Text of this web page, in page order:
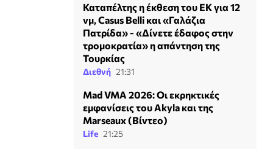
Καταπέλτης η έκθεση του ΕΚ για 12
νμ, Casus Belli και «Γαλάζια
Πατρίδα» - «Δίνετε έδαφος στην
τρομοκρατία» η απάντηση της
Τουρκίας
Διεθνή 21:31
Mad VMA 2026: Οι εκρηκτικές
εμφανίσεις του Akyla και της
Marseaux (Βίντεο)
Life 21:25